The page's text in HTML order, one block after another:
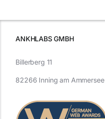
ANKHLABS GMBH
Billerberg 11
82266 Inning am Ammersee